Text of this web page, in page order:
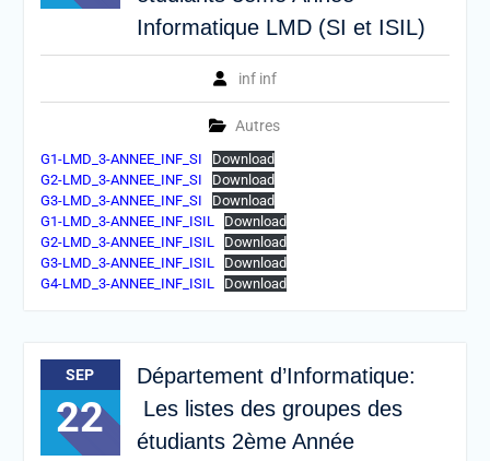
Informatique LMD (SI et ISIL)
inf inf
Autres
G1-LMD_3-ANNEE_INF_SI
Download
G2-LMD_3-ANNEE_INF_SI
Download
G3-LMD_3-ANNEE_INF_SI
Download
G1-LMD_3-ANNEE_INF_ISIL
Download
G2-LMD_3-ANNEE_INF_ISIL
Download
G3-LMD_3-ANNEE_INF_ISIL
Download
G4-LMD_3-ANNEE_INF_ISIL
Download
SEP
22
Département d’Informatique:
Les listes des groupes des
étudiants 2ème Année